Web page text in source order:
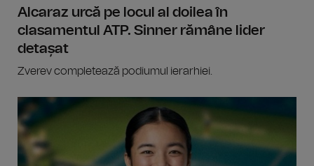
Alcaraz urcă pe locul al doilea în
clasamentul ATP. Sinner rămâne lider
detașat
Zverev completează podiumul ierarhiei.